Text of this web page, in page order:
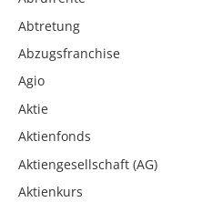
Abtretung
Abzugsfranchise
Agio
Aktie
Aktienfonds
Aktiengesellschaft (AG)
Aktienkurs